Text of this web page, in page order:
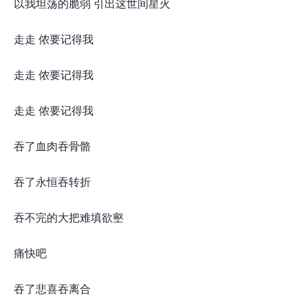
走走 侬要记得我
走走 侬要记得我
走走 侬要记得我
吞了血肉吞骨骼
吞了永恒吞转折
吞不完的大把难填欲壑
痛快吧
吞了悲喜吞离合